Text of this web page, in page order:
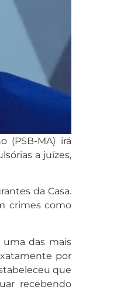
(PSB-MA) irá
a juízes,
da Casa.
crimes como
uma das mais
por
que
recebendo